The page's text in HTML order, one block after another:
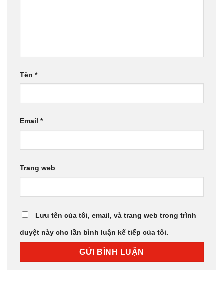
Tên *
Email *
Trang web
Lưu tên của tôi, email, và trang web trong trình
duyệt này cho lần bình luận kế tiếp của tôi.